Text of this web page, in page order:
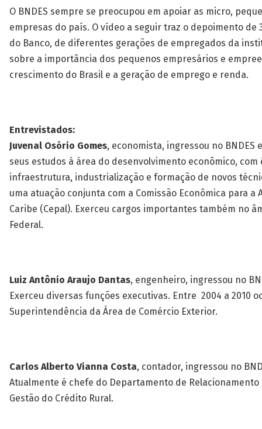
O BNDES sempre se preocupou em apoiar as micro,
empresas do país. O vídeo a seguir traz o depoimento de
do Banco, de diferentes gerações de empregados da
sobre a importância dos pequenos empresários e
crescimento do Brasil e a geração de emprego e renda.
Entrevistados:
Juvenal Osório Gomes, economista, ingressou no BNDES
seus estudos à área do desenvolvimento econômico, com
infraestrutura, industrialização e formação de novos
uma atuação conjunta com a Comissão Econômica para a
Caribe (Cepal). Exerceu cargos importantes também no
Federal.
Luiz Antônio Araujo Dantas, engenheiro, ingressou no
Exerceu diversas funções executivas. Entre 2004 a 2010
Superintendência da Área de Comércio Exterior.
Carlos Alberto Vianna Costa, contador, ingressou no
Atualmente é chefe do Departamento de
Gestão do Crédito Rural.